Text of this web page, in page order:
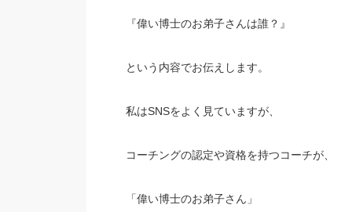
『偉い博士のお弟子さんは誰？』
という内容でお伝えします。
私はSNSをよく見ていますが、
コーチングの認定や資格を持つコーチが、
「偉い博士のお弟子さん」